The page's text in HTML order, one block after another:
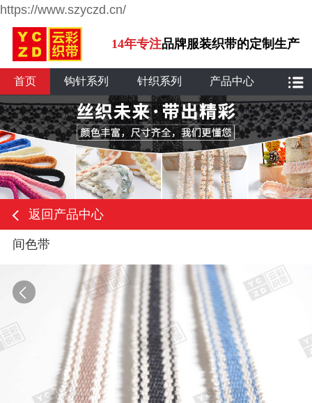
https://www.szyczd.cn/
14年专注品牌服装织带的定制生产
首页 钩针系列 针织系列 产品中心
返回产品中心
间色带